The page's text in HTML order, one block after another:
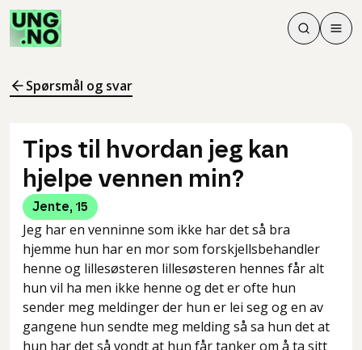
Søk
Søk
Meny
Spørsmål og svar
Tips til hvordan jeg kan
hjelpe vennen min?
Jente, 15
Jeg har en venninne som ikke har det så bra
hjemme hun har en mor som forskjellsbehandler
henne og lillesøsteren lillesøsteren hennes får alt
hun vil ha men ikke henne og det er ofte hun
sender meg meldinger der hun er lei seg og en av
gangene hun sendte meg melding så sa hun det at
hun har det så vondt at hun får tanker om å ta sitt